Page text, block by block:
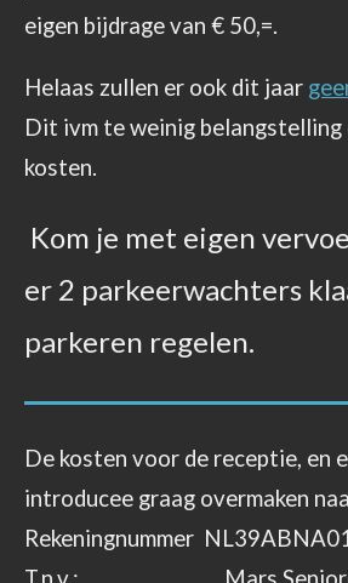
eigen bijdrage van € 50,=.
Helaas zullen er ook dit jaar
Dit ivm te weinig belangstelling
kosten.
Kom je met eigen
er 2 parkeerwachters
parkeren regelen.
De kosten voor de receptie, en
introducee graag overmaken
Rekeningnummer